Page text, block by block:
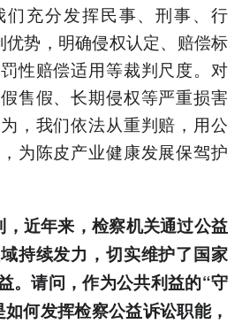
们充分发挥民事、刑事、行
优势，明确侵权认定、赔偿标
性赔偿适用等裁判尺度。对
售假、长期侵权等严重损害
，我们依法从重判赔，用公
为陈皮产业健康发展保驾护
近年来，检察机关通过公益
持续发力，切实维护了国家
。请问，作为公共利益的“守
何发挥检察公益诉讼职能，